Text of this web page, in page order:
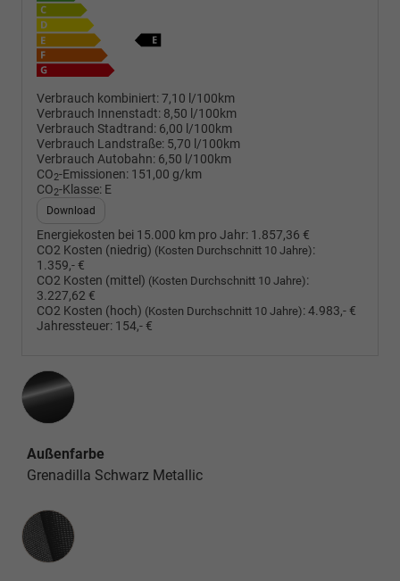
Verbrauch kombiniert:7,10 l/100km
Verbrauch Innenstadt: 8,50 l/100km
Verbrauch Stadtrand: 6,00 l/100km
Verbrauch Landstraße: 5,70 l/100km
Verbrauch Autobahn: 6,50 l/100km
CO2-Emissionen: 151,00 g/km
CO2-Klasse: E
Download
Energiekosten bei 15.000 km pro Jahr: 1.857,36 €
CO2 Kosten (niedrig) (Kosten Durchschnitt 10 Jahre):
1.359,- €
CO2 Kosten (mittel) (Kosten Durchschnitt 10 Jahre):
3.227,62 €
CO2 Kosten (hoch) (Kosten Durchschnitt 10 Jahre):4.983,- €
Jahressteuer: 154,- €
Außenfarbe
Grenadilla Schwarz Metallic
Innenausstattung